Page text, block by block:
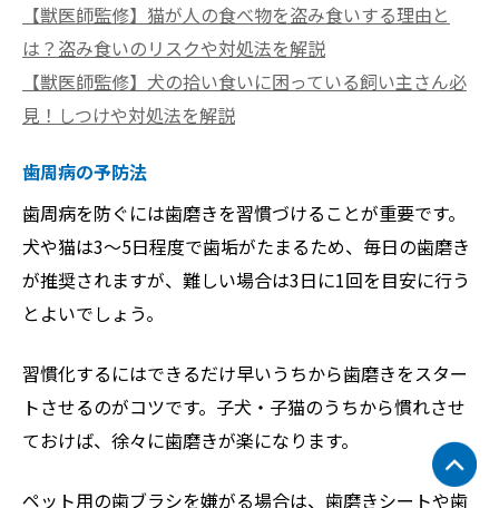
【獣医師監修】猫が人の食べ物を盗み食いする理由と
は？盗み食いのリスクや対処法を解説
【獣医師監修】犬の拾い食いに困っている飼い主さん必
見！しつけや対処法を解説
歯周病の予防法
歯周病を防ぐには歯磨きを習慣づけることが重要です。
犬や猫は3～5日程度で歯垢がたまるため、毎日の歯磨き
が推奨されますが、難しい場合は3日に1回を目安に行う
とよいでしょう。
習慣化するにはできるだけ早いうちから歯磨きをスター
トさせるのがコツです。子犬・子猫のうちから慣れさせ
ておけば、徐々に歯磨きが楽になります。
ペット用の歯ブラシを嫌がる場合は、歯磨きシートや歯